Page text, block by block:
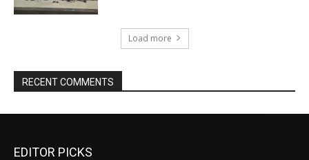
Load more
RECENT COMMENTS
EDITOR PICKS